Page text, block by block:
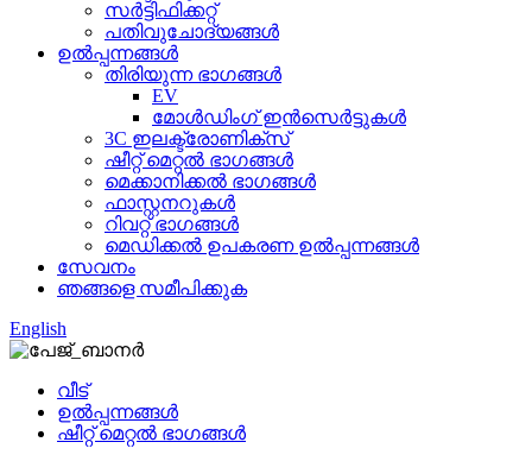
സർട്ടിഫിക്കറ്റ്
പതിവുചോദ്യങ്ങൾ
ഉൽപ്പന്നങ്ങൾ
തിരിയുന്ന ഭാഗങ്ങൾ
EV
മോൾഡിംഗ് ഇൻസെർട്ടുകൾ
3C ഇലക്ട്രോണിക്സ്
ഷീറ്റ് മെറ്റൽ ഭാഗങ്ങൾ
മെക്കാനിക്കൽ ഭാഗങ്ങൾ
ഫാസ്റ്റനറുകൾ
റിവറ്റ് ഭാഗങ്ങൾ
മെഡിക്കൽ ഉപകരണ ഉൽപ്പന്നങ്ങൾ
സേവനം
ഞങ്ങളെ സമീപിക്കുക
English
വീട്
ഉൽപ്പന്നങ്ങൾ
ഷീറ്റ് മെറ്റൽ ഭാഗങ്ങൾ